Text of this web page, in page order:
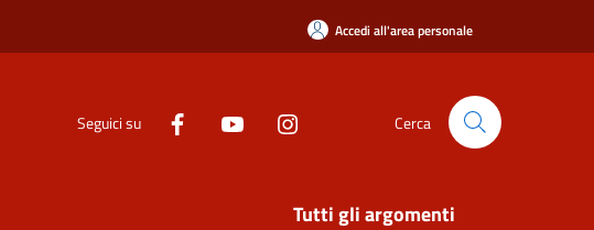
Accedi all'area personale
Seguici su Cerca
Tutti gli argomenti